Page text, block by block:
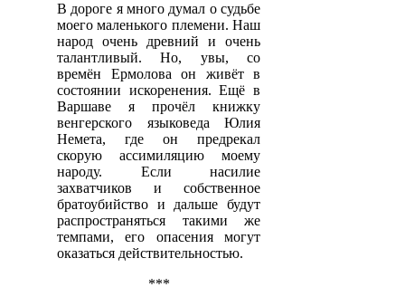
В дороге я много думал о судьбе
моего маленького племени. Наш
народ очень древний и очень
талантливый. Но, увы, со
времён Ермолова он живёт в
состоянии искоренения. Ещё в
Варшаве я прочёл книжку
венгерского языковеда Юлия
Немета, где он предрекал
скорую ассимиляцию моему
народу. Если насилие
захватчиков и собственное
братоубийство и дальше будут
распространяться такими же
темпами, его опасения могут
оказаться действительностью.
***